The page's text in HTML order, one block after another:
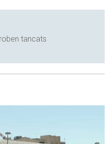
tancats